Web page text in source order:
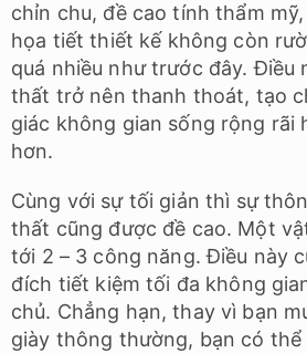
chỉn chu, đề cao tính thẩm
họa tiết thiết kế không còn
quá nhiều như trước đây. Điều
thất trở nên thanh thoát, tạo
giác không gian sống rộng rãi
hơn.
Cùng với sự tối giản thì sự
thất cũng được đề cao. Một
tới 2 – 3 công năng. Điều này
đích tiết kiệm tối đa không
chủ. Chẳng hạn, thay vì bạn
giày thông thường, bạn có thể